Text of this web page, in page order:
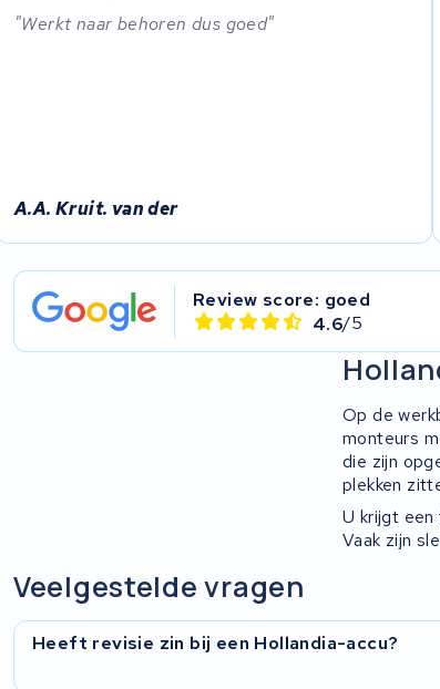
Rixe
Maratron
Fylla
KUKA AG
Werkt naar behoren dus goed
A.A. Kruit. van der
Review score: goed
4.6/5
Op de
monteurs
die zijn
plekken
U krijgt
Vaak zijn
Veelgestelde vragen
Heeft revisie zin bij een Hollandia-accu?